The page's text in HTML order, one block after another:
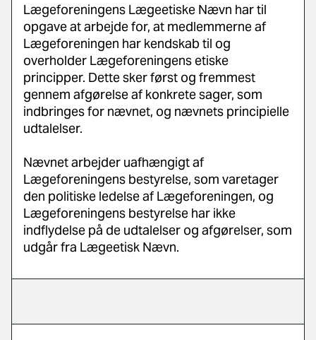
Lægeforeningens Lægeetiske Nævn har til
opgave at arbejde for, at medlemmerne af
Lægeforeningen har kendskab til og
overholder Lægeforeningens etiske
principper. Dette sker først og fremmest
gennem afgørelse af konkrete sager, som
indbringes for nævnet, og nævnets principielle
udtalelser.
Nævnet arbejder uafhængigt af
Lægeforeningens bestyrelse, som varetager
den politiske ledelse af Lægeforeningen, og
Lægeforeningens bestyrelse har ikke
indflydelse på de udtalelser og afgørelser, som
udgår fra Lægeetisk Nævn.